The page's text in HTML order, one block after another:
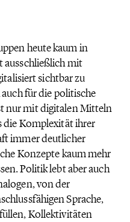
heute kaum in
ausschließlich mit
sichtbar zu
für die politische
nur mit digitalen Mitteln
die Komplexität ihrer
immer deutlicher
Konzepte kaum mehr
Politik lebt aber auch
von der
Sprache,
Kollektivitäten